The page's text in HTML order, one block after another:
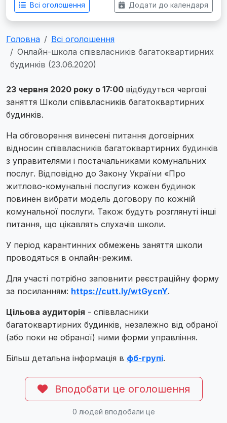
Всі оголошення Додати до календаря
Головна
Всі оголошення
Онлайн-школа співвласників багатоквартирних
будинків (23.06.2020)
23 червня 2020 року о 17:00 відбудуться чергові
заняття Школи співвласників багатоквартирних
будинків.
На обговорення винесені питання договірних
відносин співвласників багатоквартирних будинків
з управителями і постачальниками комунальних
послуг. Відповідно до Закону України «Про
житлово-комунальні послуги» кожен будинок
повинен вибрати модель договору по кожній
комунальної послуги. Також будуть розглянуті інші
питання, що цікавлять слухачів школи.
У період карантинних обмежень заняття школи
проводяться в онлайн-режимі.
Для участі потрібно заповнити реєстраційну форму
за посиланням: https://cutt.ly/wtGycnY.
Цільова аудиторія - співвласники
багатоквартирних будинків, незалежно від обраної
(або поки не обраної) ними форми управління.
Більш детальна інформація в фб-групі.
Вподобати це оголошення
0 людей вподобали це